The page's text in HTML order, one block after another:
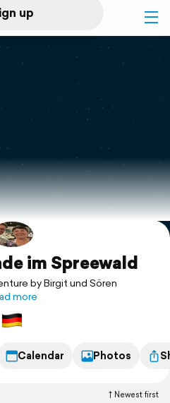
up
Log in
im Spreewald
by Birgit und Sören
more
Calendar Photos
Newest first